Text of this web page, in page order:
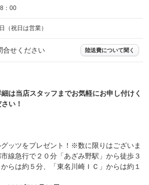
：00
（祝日は営業）
合せください 陸送費について聞く
細は当店スタッフまでお気軽にお申し付けく
い！
グッツをプレゼント！※数に限りはございま
線急行で２０分「あざみ野駅」から徒歩３
らは約５分、「東名川崎ＩＣ」からは約１